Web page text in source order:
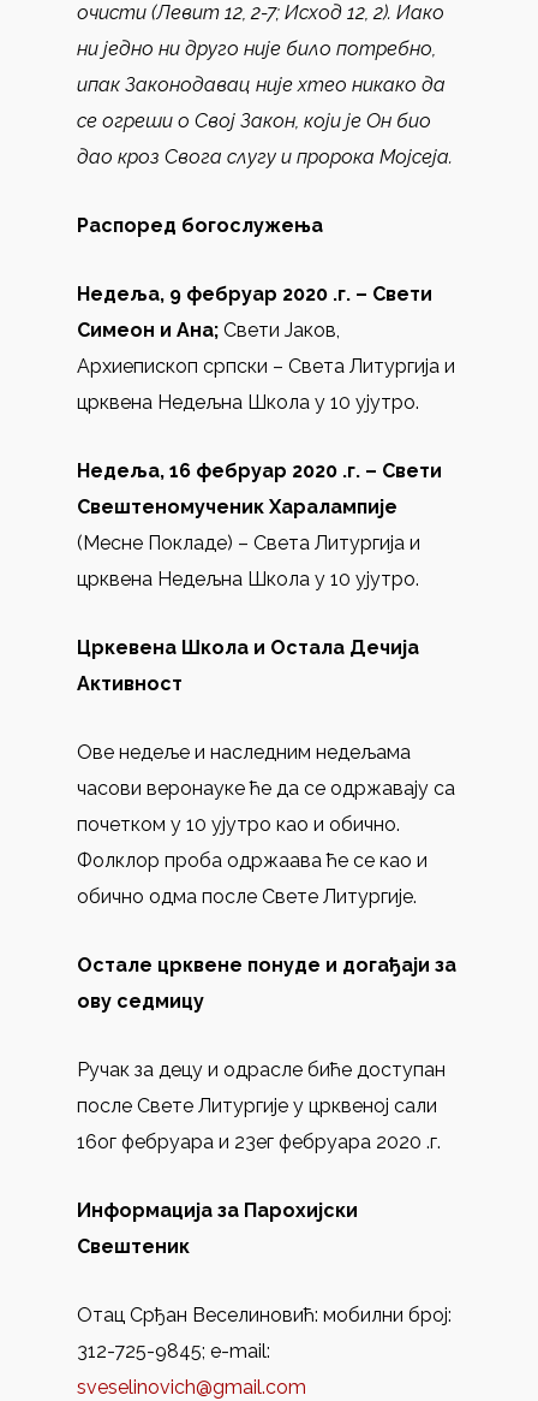
очисти (Левит 12, 2-7; Исход 12, 2). Иако
ни једно ни друго није било потребно,
ипак Законодавац није хтео никако да
се огреши о Свој Закон, који је Он био
дао кроз Свога слугу и пророка Мојсеја.
Распоред богослужења
Недеља, 9 фебруар 2020 .г. – Свети
Симеон и Ана; Свети Јаков,
Архиепископ српски – Света Литургија и
црквена Недељна Школа у 10 ујутро.
Недеља, 16 фебруар 2020 .г. – Свети
Свештеномученик Харалампије
(Meсне Покладе) – Света Литургија и
црквена Недељна Школа у 10 ујутро.
Цркевена Школа и Остала Дечија
Активност
Ове недеље и наследним недељама
часови веронауке ће да се одржавају са
почетком у 10 ујутро као и обично.
Фолклор проба одржаава ће се као и
обично одма после Свете Литургије.
Остале црквене понуде и догађаји за
ову седмицу
Ручак за децу и одрасле биће доступан
после Свете Литургије у црквеној сали
16ог фебруара и 23ег фебруара 2020 .г.
Информација за Парохијски
Свештеник
Отац Срђан Веселиновић: мобилни број:
312-725-9845; e-mail:
sveselinovich@gmail.com